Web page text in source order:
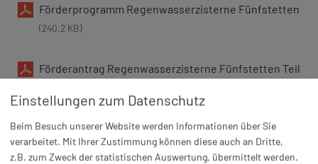
Förderprogramm Regenwasserzisterne Fünfstetten
(240,2 KB)
Förderantrag Regenwasserzisterne Fünfstetten Teil
Förderantrag Regenwasserzisterne Fünfstetten Teil
2(1,1 MB)
Einstellungen zum Datenschutz
Beim Besuch unserer Website werden Informationen über Sie
verarbeitet. Mit Ihrer Zustimmung können diese auch an Dritte,
z.B. zum Zweck der statistischen Auswertung, übermittelt werden.